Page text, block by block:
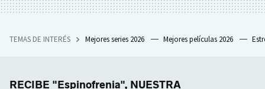
TEMAS DE INTERÉS Mejores series 2026 Mejores películas 2026
RECIBE "Espinofrenia", NUESTRA